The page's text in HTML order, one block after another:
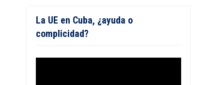
La UE en Cuba, ¿ayuda o
complicidad?